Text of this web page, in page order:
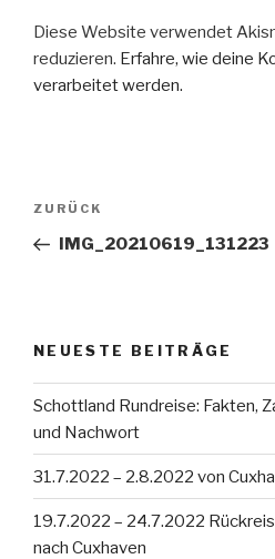
Diese Website verwendet
reduzieren. Erfahre, wie deine
verarbeitet werden.
Beitragsnavigation
Vorheriger
Beitrag
ZURÜCK
IMG_20210619_131223
NEUESTE BEITRÄGE
Schottland Rundreise: Fakten,
und Nachwort
31.7.2022 – 2.8.2022 von
19.7.2022 – 24.7.2022
nach Cuxhaven